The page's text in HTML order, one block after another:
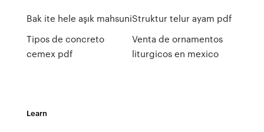
Bak ite hele aşık mahsuni
Tipos de concreto
cemex pdf
Struktur telur ayam pdf
Venta de ornamentos
liturgicos en mexico
Learn